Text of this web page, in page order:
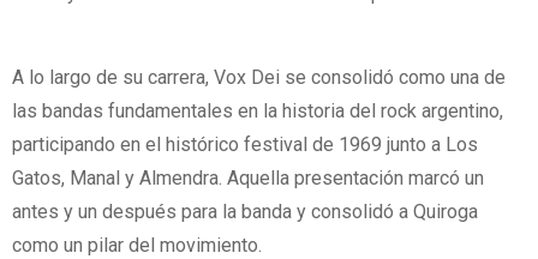
A lo largo de su carrera, Vox Dei se consolidó como una de
las bandas fundamentales en la historia del rock argentino,
participando en el histórico festival de 1969 junto a Los
Gatos, Manal y Almendra. Aquella presentación marcó un
antes y un después para la banda y consolidó a Quiroga
como un pilar del movimiento.